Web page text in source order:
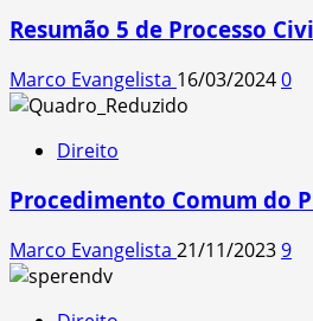
Resumão 5 de Processo
Marco Evangelista 16/03/20240
Direito
Procedimento Comum do
Marco Evangelista 21/11/20239